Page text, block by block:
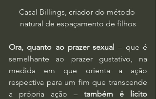
Casal Billings, criador do método
natural de espaçamento de filhos
Ora, quanto ao prazer sexual – que é
semelhante ao prazer gustativo, na
medida em que orienta a ação
respectiva para um fim que transcende
a própria ação – também é lícito